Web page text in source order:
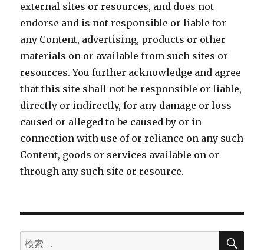
external sites or resources, and does not
endorse and is not responsible or liable for
any Content, advertising, products or other
materials on or available from such sites or
resources. You further acknowledge and agree
that this site shall not be responsible or liable,
directly or indirectly, for any damage or loss
caused or alleged to be caused by or in
connection with use of or reliance on any such
Content, goods or services available on or
through any such site or resource.
検
検